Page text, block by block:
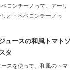
ロンチーノって、アーリ
オ・ペペロンチーノっ
ュースの和風トマトソ
タ
ースを使って、和風のトマ